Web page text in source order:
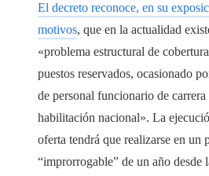
El decreto reconoce, en su
motivos, que en la actualidad
«problema estructural de
puestos reservados, ocasionado
de personal funcionario de carrera
habilitación nacional». La
oferta tendrá que realizarse en un
“improrrogable” de un año desde